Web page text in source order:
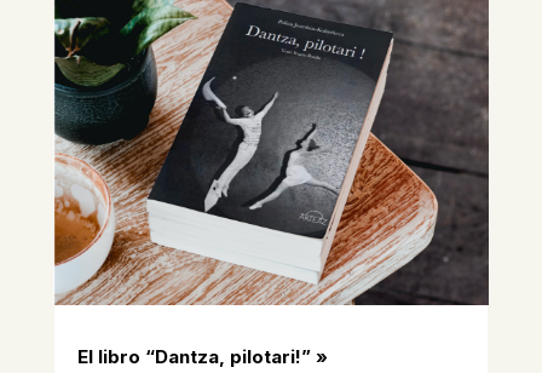
El libro “Dantza, pilotari!” »